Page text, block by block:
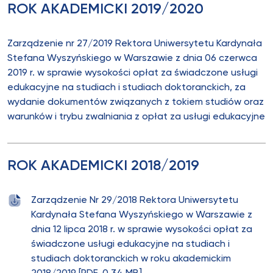
ROK AKADEMICKI 2019/2020
Zarządzenie nr 27/2019 Rektora Uniwersytetu Kardynała
Stefana Wyszyńskiego w Warszawie z dnia 06 czerwca
2019 r. w sprawie wysokości opłat za świadczone usługi
edukacyjne na studiach i studiach doktoranckich, za
wydanie dokumentów związanych z tokiem studiów oraz
warunków i trybu zwalniania z opłat za usługi edukacyjne
ROK AKADEMICKI 2018/2019
Zarządzenie Nr 29/2018 Rektora Uniwersytetu
Kardynała Stefana Wyszyńskiego w Warszawie z
dnia 12 lipca 2018 r. w sprawie wysokości opłat za
świadczone usługi edukacyjne na studiach i
studiach doktoranckich w roku akademickim